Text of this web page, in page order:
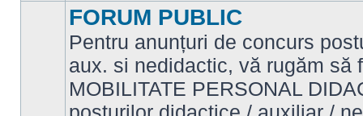
FORUM PUBLIC
Pentru anunțuri de concurs
aux. si nedidactic, vă rugăm să
MOBILITATE PERSONAL